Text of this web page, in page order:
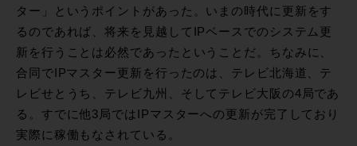
ター」というポイントがあった。いまの時代に更新をす
るのであれば、将来を見越してIPベースでのシステム更
新を行うことは必然であったということだ。ちなみに、
合同でIPマスター更新を行ったのは、テレビ北海道、テ
レビせとうち、テレビ九州、そしてテレビ大阪の4局であ
る。すでに他3局ではIPマスターへの更新が完了しており
実際に稼働もなされている。